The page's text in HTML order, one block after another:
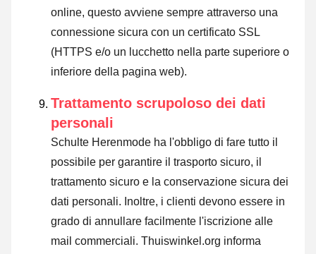
online, questo avviene sempre attraverso una
connessione sicura con un certificato SSL
(HTTPS e/o un lucchetto nella parte superiore o
inferiore della pagina web).
Trattamento scrupoloso dei dati
personali
Schulte Herenmode ha l'obbligo di fare tutto il
possibile per garantire il trasporto sicuro, il
trattamento sicuro e la conservazione sicura dei
dati personali. Inoltre, i clienti devono essere in
grado di annullare facilmente l'iscrizione alle
mail commerciali. Thuiswinkel.org informa